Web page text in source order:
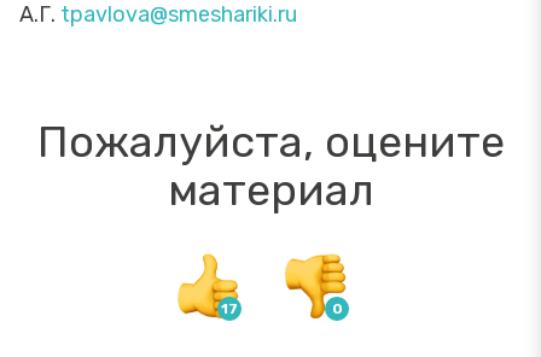
А.Г. tpavlova@smeshariki.ru
Пожалуйста, оцените
материал